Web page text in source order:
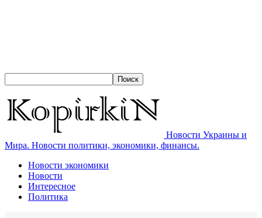
Новости Украины и
Мира. Новости политики, экономики, финансы.
Новости экономики
Новости
Интересное
Политика